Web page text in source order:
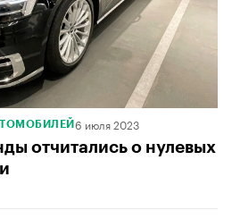
6 июля 2023
отчитались о нулевых